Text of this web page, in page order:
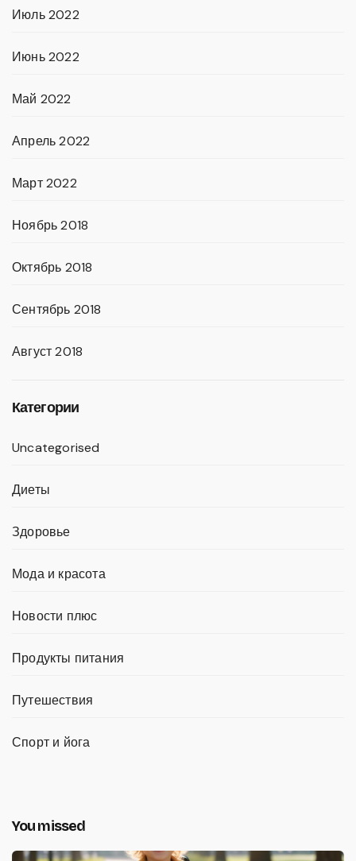
Июль 2022
Июнь 2022
Май 2022
Апрель 2022
Март 2022
Ноябрь 2018
Октябрь 2018
Сентябрь 2018
Август 2018
Категории
Uncategorised
Диеты
Здоровье
Мода и красота
Новости плюс
Продукты питания
Путешествия
Спорт и йога
You missed